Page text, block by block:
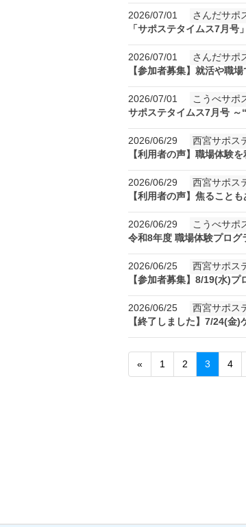
2026/07/01
さんだサポ
「サポステタイムス7
2026/07/01
さんだサポ
【参加者募集】就活や
2026/07/01
こうべサポ
サポステタイムス7月号
2026/06/29
西宮サポス
【利用者の声】職場体
2026/06/29
西宮サポス
【利用者の声】焦るこ
2026/06/29
こうべサポ
令和8年度 職場体験プロ
2026/06/25
西宮サポス
【参加者募集】8/19(水)
2026/06/25
西宮サポス
【終了しました】7/24(
« 1 2 3 4